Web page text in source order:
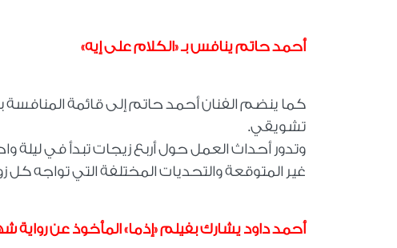
أحمد حاتم ينافس بـ «الكلام على إيه»
كما ينضم الفنان أحمد حاتم إلى قائمة المنافسة
تشويقي.
وتدور أحداث العمل حول أربع زيجات تبدأ في
غير المتوقعة والتحديات المختلفة التي تواجه
أحمد داود يشارك بفيلم «إذما» المأخوذ عن رواية